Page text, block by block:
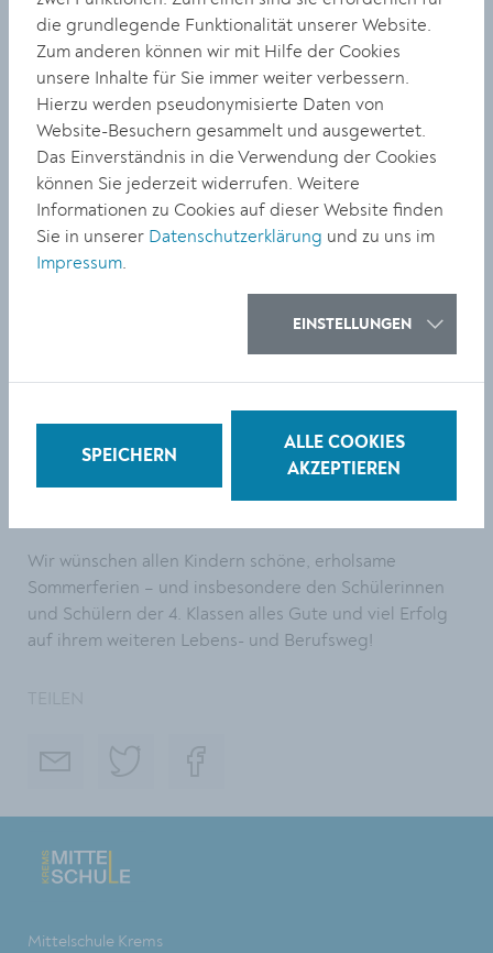
Beteiligten.
Ein weiterer Höhepunkt, neben der Verleihung für den
besten Beitrag zum Gesunde-Schule-Projekt, war die
Übergabe der Schwimmabzeichen: Die
Erstklässlerinnen und Erstklässler hatten im Rahmen
der Schwimmwoche fleißig geübt und konnten je nach
Leistung verschiedene Abzeichen – vom
Frühschwimmer bis zum Freischwimmer – mit nach
Hause nehmen.
Zusätzlich fand ein spannendes Wettschwimmen statt,
bei dem die schnellsten Schwimmerinnen und
Schwimmer ermittelt und im Rahmen der
Abgerundet wurde die Feier durch Beiträge der 4.
Klassen, die mit kurzen Rückblicken auf ihre Schulzeit
an unserer Schule Abschied nahmen. Mit viel Herz und
Humor ließen sie ihre Jahre in der Mittelschule Krems
Revue passieren und sorgten damit für einen
Wir wünschen allen Kindern schöne, erholsame
Sommerferien – und insbesondere den Schülerinnen
und Schülern der 4. Klassen alles Gute und viel Erfolg
auf ihrem weiteren Lebens- und Berufsweg!
Mittelschule Krems
die grundlegende Funktionalität unserer Website.
Zum anderen können wir mit Hilfe der Cookies
unsere Inhalte für Sie immer weiter verbessern.
Hierzu werden pseudonymisierte Daten von
Website-Besuchern gesammelt und ausgewertet.
Das Einverständnis in die Verwendung der Cookies
können Sie jederzeit widerrufen. Weitere
Informationen zu Cookies auf dieser Website finden
Sie in unserer Datenschutzerklärung und zu uns im
Impressum.
EINSTELLUNGEN
SPEICHERN
ALLE COOKIES
AKZEPTIEREN